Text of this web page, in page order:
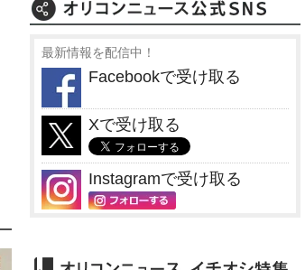
最新情報を配信中！
Facebookで受け取る
Xで受け取る
Instagramで受け取る